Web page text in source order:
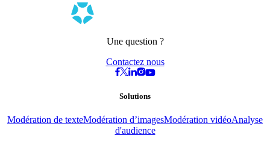
Une question ?
Contactez nous
Solutions
Modération de texteModération d’imagesModération vidéoAnalyse
d'audience